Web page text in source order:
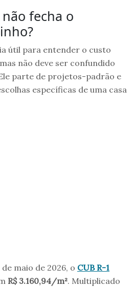
fecha o
útil para entender o custo
não deve ser confundido
parte de projetos-padrão e
específicas de uma casa
maio de 2026, o CUB R-1
R$ 3.160,94/m². Multiplicado